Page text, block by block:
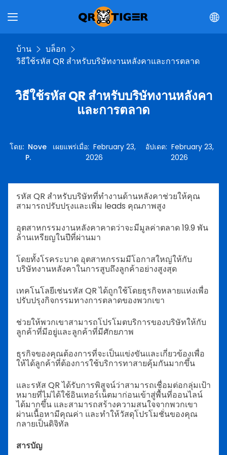
บ้าน
บล็อก
วิธีใช้รหัส QR สำหรับบริษัทงานหลังคาและการตลาด
วิธีใช้รหัส QR สำหรับบริษัทงานหลังคา
และการตลาด
โดย: Nove
P.
เผยแพร่เมื่อ: February 23,
2026
อัปเดต: February 23,
2026
รหัส QR สำหรับบริษัทที่ทำงานด้านหลังคาช่วยให้คุณ
สามารถปรับปรุงและเพิ่ม leads คุณภาพสูง
อุตสาหกรรมงานหลังคาคาดว่าจะมีมูลค่าตลาด 19.9 พัน
ล้านเหรียญในปีที่ผ่านมา
โดยทั้งโรคระบาด อุตสาหกรรมมีโอกาสใหญ่ให้กับ
บริษัทงานหลังคาในการสูบถึงลูกค้าอย่างสูงสุด
เทคโนโลยีเช่นรหัส QR ได้ถูกใช้โดยธุรกิจหลายแห่งเพื่อ
ปรับปรุงกิจกรรมทางการตลาดของพวกเขา
ช่วยให้พวกเขาสามารถโปรโมตบริการของบริษัทให้กับ
ลูกค้าที่มีอยู่และลูกค้าที่มีศักยภาพ
ธุรกิจของคุณต้องการที่จะเป็นแข่งขันและเกี่ยวข้องเพื่อ
ให้ได้ลูกค้าที่ต้องการใช้บริการทาสายคุ้มกันมากขึ้น
และรหัส QR ได้รับการพิสูจน์ว่าสามารถเชื่อมต่อกลุ่มเป้า
หมายที่ไม่ได้ใช้อินเทอร์เน็ตมาก่อนเข้าสู่พื้นที่ออนไลน์
ได้มากขึ้น และสามารถสร้างความสนใจจากพวกเขา
ผ่านเนื้อหามีคุณค่า และทำให้วัสดุโปรโมชั่นของคุณ
กลายเป็นดิจิทัล
สารบัญ